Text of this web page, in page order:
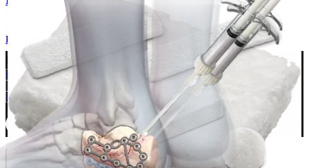
Produto
Como podemos ajudar?
Contacte um representante
Veja eventos, laboratórios e oportunidades educacionais
Inscreva-se para receber: O que há de novo na Arthrex?
Conecte-se conosco